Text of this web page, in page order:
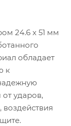
24.6 х 51 мм
обладает
к
ударов,
воздействия